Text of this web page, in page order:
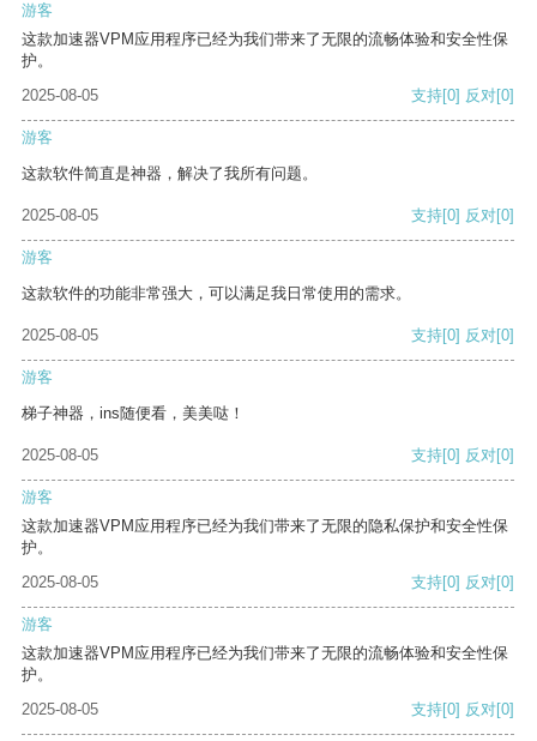
游客
这款加速器VPM应用程序已经为我们带来了无限的流畅体验和安全性保
护。
2025-08-05
支持[0] 反对[0]
游客
这款软件简直是神器，解决了我所有问题。
2025-08-05 支持[0] 反对[0]
游客
这款软件的功能非常强大，可以满足我日常使用的需求。
2025-08-05 支持[0] 反对[0]
游客
梯子神器，ins随便看，美美哒！
2025-08-05 支持[0] 反对[0]
游客
这款加速器VPM应用程序已经为我们带来了无限的隐私保护和安全性保
护。
2025-08-05
支持[0] 反对[0]
游客
这款加速器VPM应用程序已经为我们带来了无限的流畅体验和安全性保
护。
2025-08-05
支持[0] 反对[0]